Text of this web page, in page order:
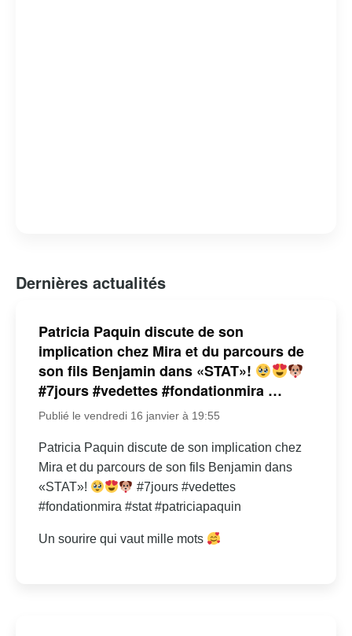
Dernières actualités
Patricia Paquin discute de son
implication chez Mira et du parcours de
son fils Benjamin dans «STAT»!
#7jours #vedettes #fondationmira …
Publié le vendredi 16 janvier à 19:55
Patricia Paquin discute de son implication chez
Mira et du parcours de son fils Benjamin dans
«STAT»!
#7jours #vedettes
#fondationmira #stat #patriciapaquin
Un sourire qui vaut mille mots